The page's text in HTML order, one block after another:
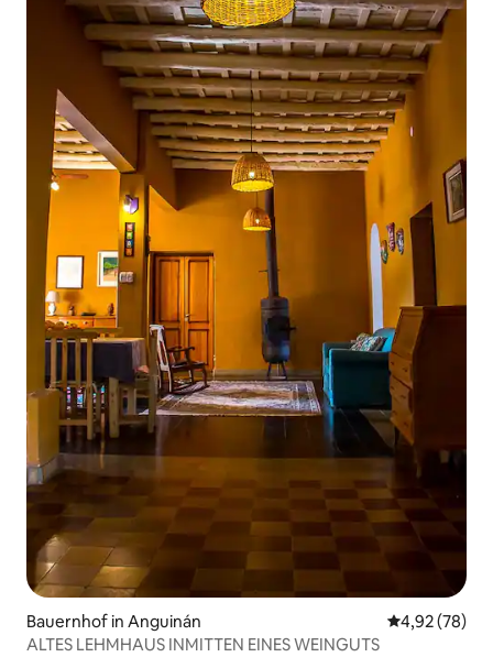
Bauernhof in Anguinán
4,92 (78)
ALTES LEHMHAUS INMITTEN EINES WEINGUTS